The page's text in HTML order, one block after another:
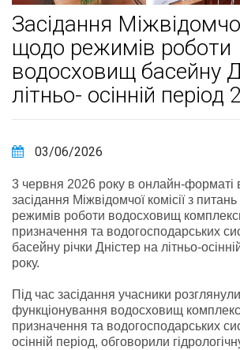
Засідання
щодо режимів роботи
водосховищ басейну
літньо- осінній
03/06/2026
3 червня 2026 року в онлайн-форматі
засідання Міжвідомчої комісії з
режимів роботи водосховищ
призначення та водогосподарських
басейну річки Дністер на літньо-
року.
Під час засідання учасники
функціонування водосховищ
призначення та водогосподарських
осінній період, обговорили